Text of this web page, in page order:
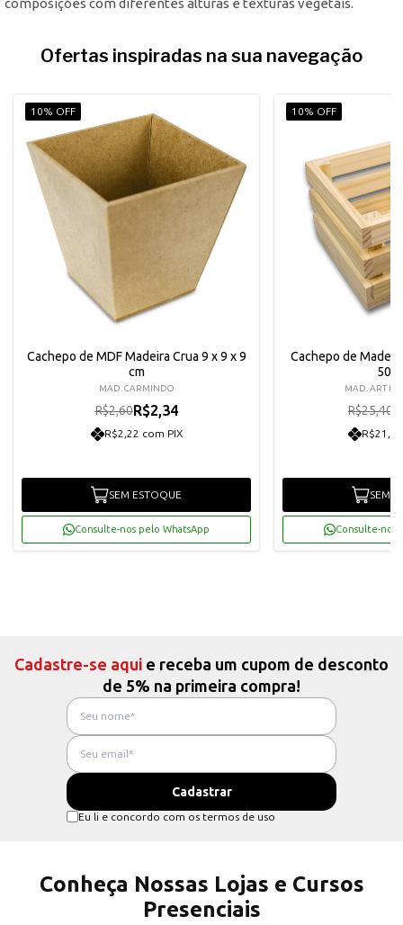
Ofertas inspiradas na sua navegação
10% OFF
Cachepo de MDF Madeira Crua 9 x 9 x 9
cm
MAD. CARMINDO
R$2,60R$2,34
R$2,22 com PIX
SEM ESTOQUE
Consulte-nos pelo WhatsApp
10% OFF
Cachepo de
MAD. ART
R$25,40
SEM
Consulte-nos
Cadastre-se aqui e receba um cupom de desconto
de 5% na primeira compra!
Eu li e concordo com os termos de uso
Conheça Nossas Lojas e Cursos
Presenciais